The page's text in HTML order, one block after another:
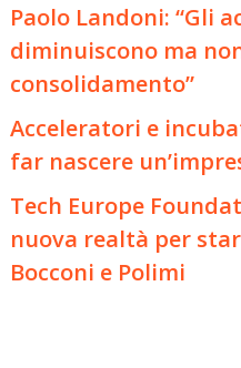
Paolo Landoni: “Gli
diminuiscono ma
consolidamento”
Acceleratori e
far nascere
Tech Europe
nuova realtà per
Bocconi e Polimi